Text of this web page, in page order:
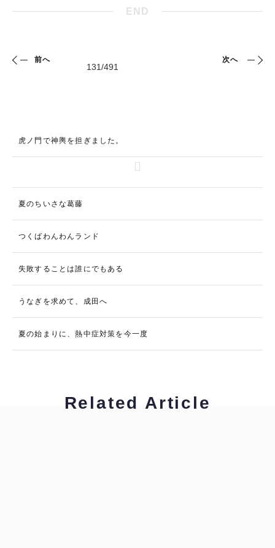
END
前へ 次へ
虎ノ門で神輿を担ぎました。
夏のちいさな葛藤
つくばわんわんランド
失敗することは誰にでもある
うなぎを求めて、成田へ
夏の始まりに、熱中症対策を今一度
Related Article